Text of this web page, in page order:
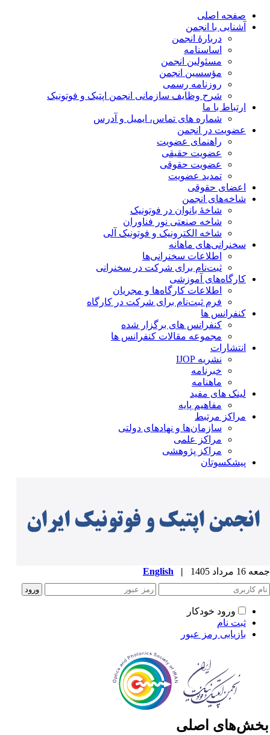
صفحه اصلی
آشنایی با انجمن
دربارۀ انجمن
اساسنامه
مسئولین انجمن
مؤسسین انجمن
روزنامه رسمی
شرح وظایف سازمانی انجمن اپتیک و فوتونیک
ارتباط با ما
شماره های تماس، ایمیل و آدرس
عضویت در انجمن
راهنمای عضویت
عضویت حقیقی
عضویت حقوقی
تمدید عضویت
اعضای حقوقی
شاخه‌های انجمن
شاخۀ بانوان در فوتونیک
شاخه صنعتی نور فناوران
شاخه‌ الکترونیک و فوتونیک آلی
سخنرانی‌های ماهانه
اطلاعات سخنرانی‌‌ها
ثبت‌نام برای شرکت در سخنرانی
کارگاه‌های آموزشی
اطلاعات کارگاه‌ها و مجریان
فرم ثبت‌نام برای شرکت در کارگاه
کنفرانس ها
کنفرانس های برگزار شده
مجموعه مقالات کنفرانس ها
انتشارات
نشریه IJOP
خبرنامه
ماهنامه
لینک های مفید
مفاهیم پایه
مراکز مرتبط
سازمان‌ها و نهادهای دولتی
مراکز علمی
مراکز پژوهشی
پیشکسوتان
مرداد 1405 |
English
ورود خودکار
ثبت نام
بازیابی رمز عبور
اصلی